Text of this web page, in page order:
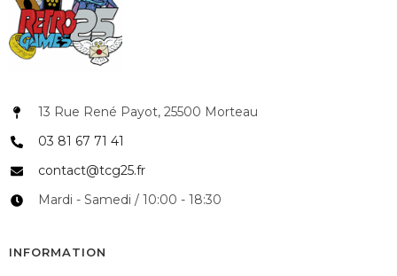
13 Rue René Payot, 25500 Morteau
03 81 67 71 41
contact@tcg25.fr
Mardi - Samedi / 10:00 - 18:30
INFORMATION